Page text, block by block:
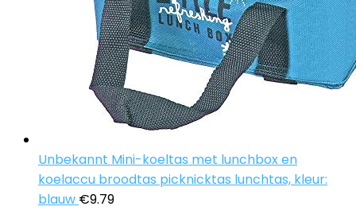
Unbekannt Mini-koeltas met lunchbox en
koelaccu broodtas picknicktas lunchtas, kleur:
blauw €9.79